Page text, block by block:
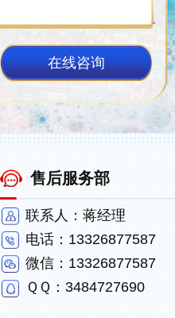
在线咨询
售后服务部
联系人：蒋经理
电话：13326877587
微信：13326877587
ＱＱ：3484727690